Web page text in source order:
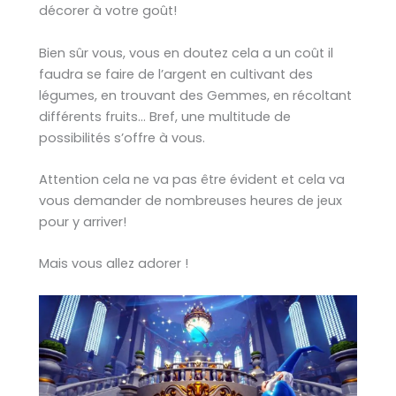
décorer à votre goût!
Bien sûr vous, vous en doutez cela a un coût il
faudra se faire de l’argent en cultivant des
légumes, en trouvant des Gemmes, en récoltant
différents fruits… Bref, une multitude de
possibilités s’offre à vous.
Attention cela ne va pas être évident et cela va
vous demander de nombreuses heures de jeux
pour y arriver!
Mais vous allez adorer !